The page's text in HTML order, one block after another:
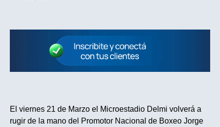
El viernes 21 de Marzo el Microestadio Delmi volverá a
rugir de la mano del Promotor Nacional de Boxeo Jorge